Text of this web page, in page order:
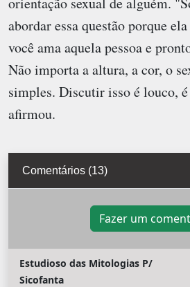
abordar essa questão porque
você ama aquela pessoa e
Não importa a altura, a cor, o
simples. Discutir isso é louco,
afirmou.
Comentários (13)
Fazer um
Estudioso das Mitologias P/
Sicofanta